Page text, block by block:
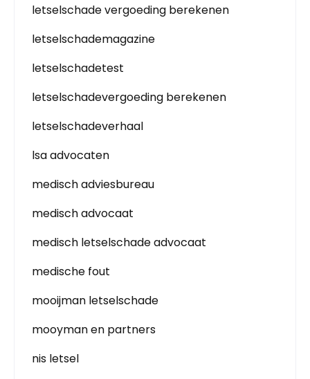
letselschade vergoeding berekenen
letselschademagazine
letselschadetest
letselschadevergoeding berekenen
letselschadeverhaal
lsa advocaten
medisch adviesbureau
medisch advocaat
medisch letselschade advocaat
medische fout
mooijman letselschade
mooyman en partners
nis letsel